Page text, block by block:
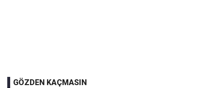
GÖZDEN KAÇMASIN